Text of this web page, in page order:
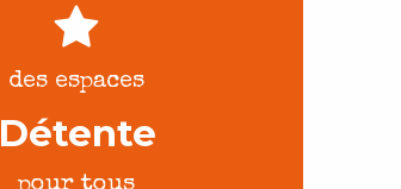
des espaces
Détente